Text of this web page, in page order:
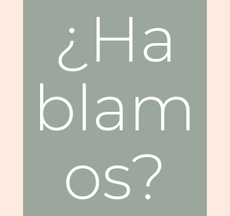
¿Ha
blam
os?